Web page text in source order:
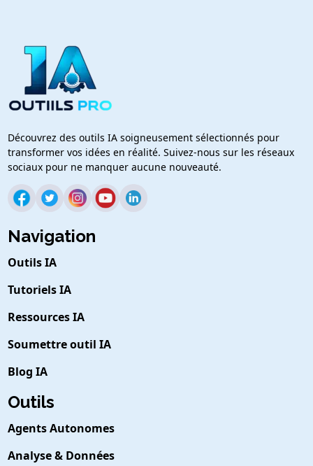
Découvrez des outils IA soigneusement sélectionnés pour
transformer vos idées en réalité. Suivez-nous sur les réseaux
sociaux pour ne manquer aucune nouveauté.
Navigation
Outils IA
Tutoriels IA
Ressources IA
Soumettre outil IA
Blog IA
Outils
Agents Autonomes
Analyse & Données